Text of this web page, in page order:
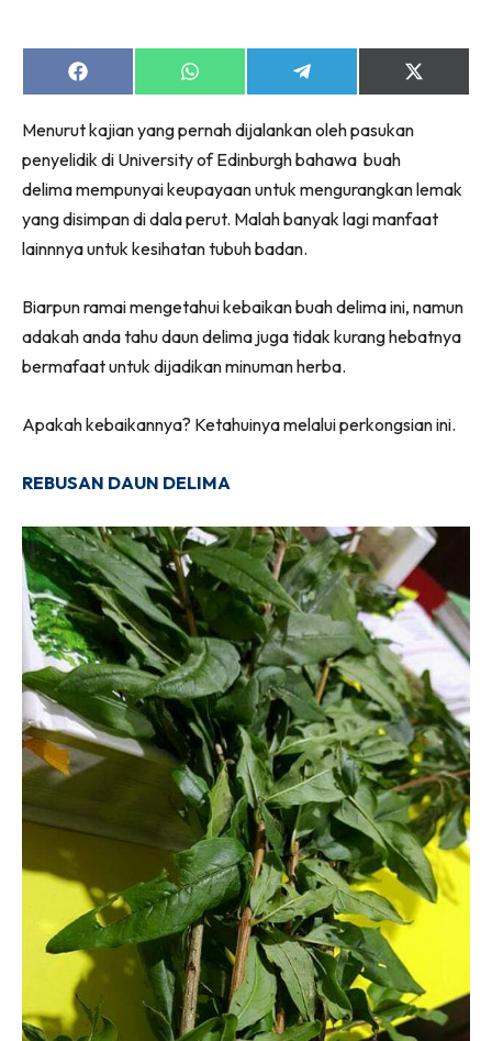
Share
on
Share
on
Share
on
Share
on
(Twitter)
Menurut kajian yang pernah dijalankan oleh pasukan
penyelidik di University of Edinburgh bahawa buah
delima mempunyai keupayaan untuk mengurangkan lemak
yang disimpan di dala perut. Malah banyak lagi manfaat
lainnnya untuk kesihatan tubuh badan.
Biarpun ramai mengetahui kebaikan buah delima ini, namun
adakah anda tahu daun delima juga tidak kurang hebatnya
bermafaat untuk dijadikan minuman herba.
Apakah kebaikannya? Ketahuinya melalui perkongsian ini.
REBUSAN DAUN DELIMA